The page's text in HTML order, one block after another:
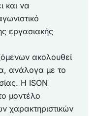
και να
εργασιακής
ακολουθεί
ανάλογα με το
Η ISON
μοντέλο
χαρακτηριστικών